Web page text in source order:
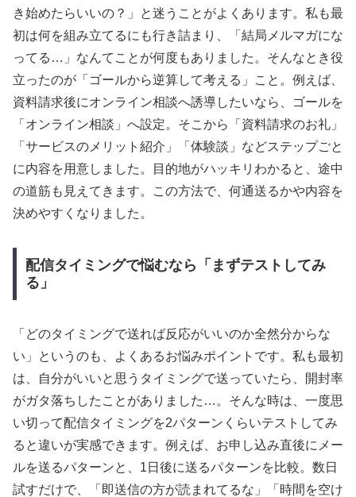
き始めたらいいの？」と迷うことがよくあります。私も最
初は何を組み立てるにも行き詰まり、「結局メルマガにな
ってる…」なんてことが何度もありました。そんなとき役
立ったのが「ゴールから逆算して考える」こと。例えば、
資料請求後にオンライン相談へ誘導したいなら、ゴールを
「オンライン相談」へ設定。そこから「資料請求のお礼」
「サービスのメリット紹介」「体験談」などステップごと
に内容を用意しました。目的地がハッキリわかると、途中
の道筋も見えてきます。この方法で、何通送るかや内容を
決めやすくなりました。
配信タイミングで悩むなら「まずテストしてみ
る」
「どのタイミングで送れば反応がいいのか全然分からな
い」というのも、よくあるお悩みポイントです。私も最初
は、自分がいいと思うタイミングで送っていたら、開封率
がガタ落ちしたことがありました…。そんな時は、一度思
い切って配信タイミングを2パターンくらいテストしてみ
ると違いが実感できます。例えば、お申し込み直後にメー
ルを送るパターンと、1日後に送るパターンを比較。数日
試すだけで、「即送信の方が読まれてるな」「時間を空け